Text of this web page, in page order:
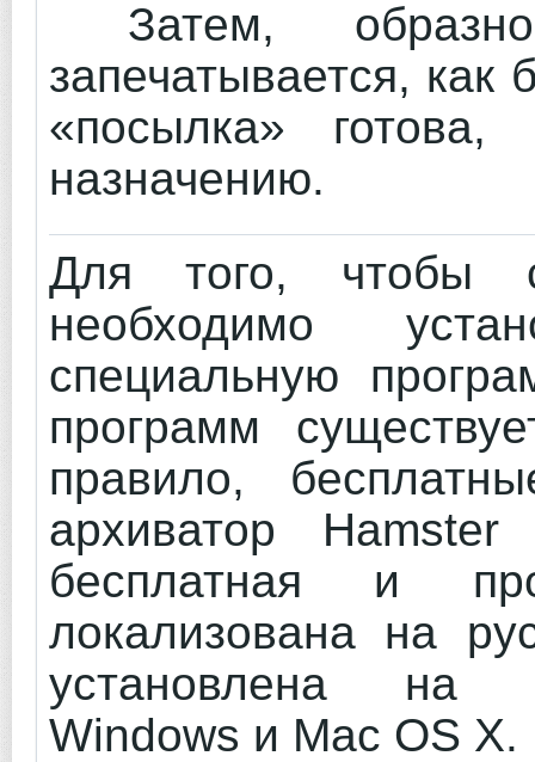
Затем,
запечатывается, как
«посылка»
назначению.
Для того, чтобы
необходимо
специальную
программ
правило,
архиватор
бесплатная и
локализована на
установлена на
Windows и Mac OS X.